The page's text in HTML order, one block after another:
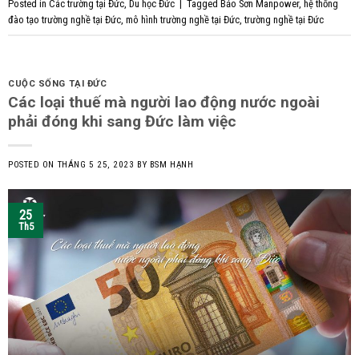
Posted in Các trường tại Đức, Du học Đức | Tagged Bảo Sơn Manpower, hệ thống
đào tạo trường nghề tại Đức, mô hình trường nghề tại Đức,trường nghề tại Đức
CUỘC SỐNG TẠI ĐỨC
Các loại thuế mà người lao động nước ngoài
phải đóng khi sang Đức làm việc
POSTED ON THÁNG 5 25, 2023 BY BSM HẠNH
25
Th5